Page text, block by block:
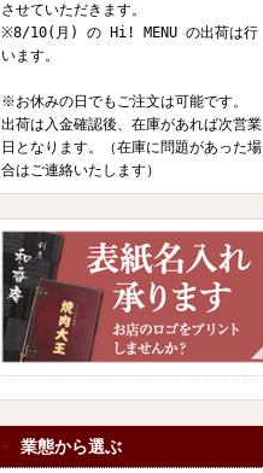
させていただきます。
※8/10(月) の Hi! MENU の出荷は行
います。
※お休みの日でもご注文は可能です。
出荷は入金確認後、在庫があれば次営業
日となります。（在庫に問題があった場
合はご連絡いたします）
業態から選ぶ